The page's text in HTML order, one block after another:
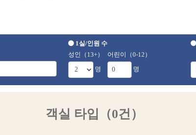
1실/인원 수
성인（13+）
명
어린이（0-12）
명
객실 타입（0건）